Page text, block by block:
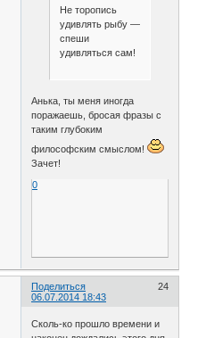
Не торопись
удивлять рыбу —
спеши
удивляться сам!
Анька, ты меня иногда
поражаешь, бросая фразы с
таким глубоким
философским смыслом!
Зачет!
0
Поделиться
24
06.07.2014 18:43
Сколь-ко прошло времени и